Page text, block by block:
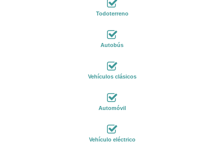
Todoterreno
Autobús
Vehículos clásicos
Automóvil
Vehículo eléctrico